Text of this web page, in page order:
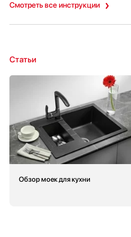
Смотреть все инструкции
Статьи
Обзор моек для кухни